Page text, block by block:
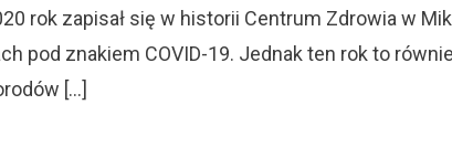
Jak
rok zapisał się w historii Centrum Zdrowia w
pod znakiem COVID-19. Jednak ten rok to
[…]